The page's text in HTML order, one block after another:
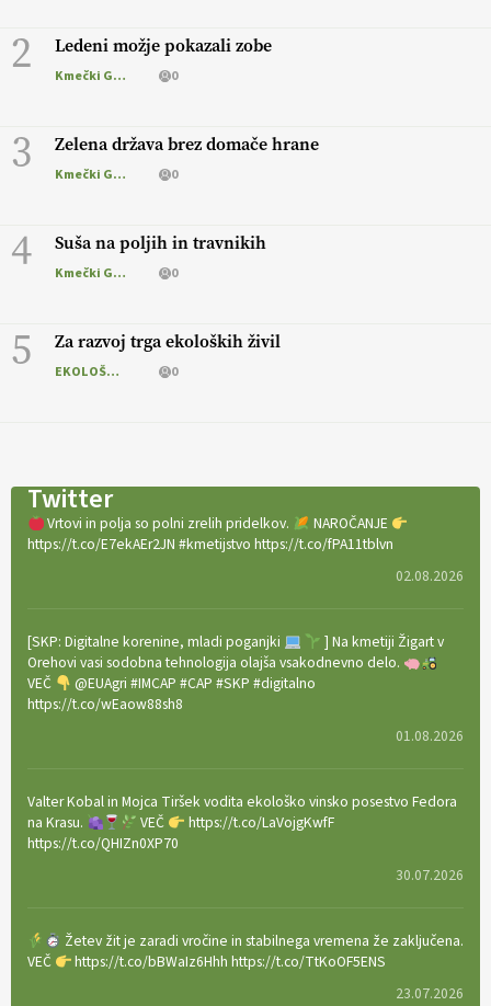
2 Ledeni možje pokazali zobe
Kmečki Glas 0
3 Zelena država brez domače hrane
Kmečki Glas 0
4 Suša na poljih in travnikih
Kmečki Glas 0
5 Za razvoj trga ekoloških živil
EKOLOŠKO LOGIČNO 0
Twitter
Vrtovi in polja so polni zrelih pridelkov.
NAROČANJE
https://t.co/E7ekAEr2JN #kmetijstvo https://t.co/fPA11tblvn
02.08.2026
[SKP: Digitalne korenine, mladi poganjki
] Na kmetiji Žigart v
Orehovi vasi sodobna tehnologija olajša vsakodnevno delo.
VEČ
@EUAgri #IMCAP #CAP #SKP #digitalno
https://t.co/wEaow88sh8
01.08.2026
Valter Kobal in Mojca Tiršek vodita ekološko vinsko posestvo Fedora
na Krasu.
VEČ
https://t.co/LaVojgKwfF
https://t.co/QHIZn0XP70
30.07.2026
Žetev žit je zaradi vročine in stabilnega vremena že zaključena.
VEČ
https://t.co/bBWaIz6Hhh https://t.co/TtKoOF5ENS
23.07.2026